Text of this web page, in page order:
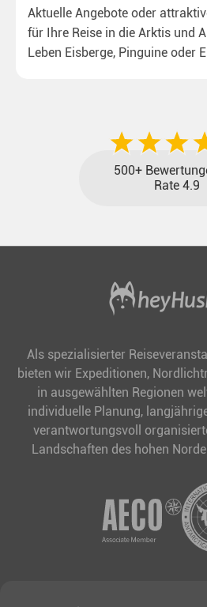
Aktuelle Angebote oder
für Ihre Reise in die Arktis und
Leben Eisberge, Pinguine oder
500+
Rate 4.9
Als spezialisierter
bieten wir Expeditionen,
in ausgewählten Regionen
individuelle Planung,
verantwortungsvoll
Landschaften des hohen